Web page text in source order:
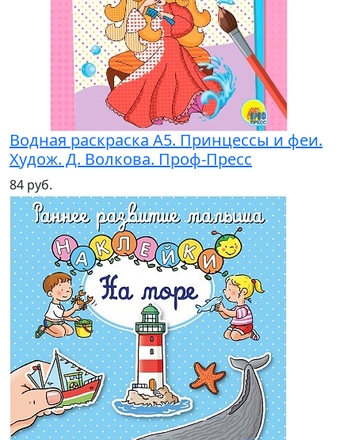
Водная раскраска А5. Принцессы и феи.
Худож. Д. Волкова. Проф-Пресс
84 руб.